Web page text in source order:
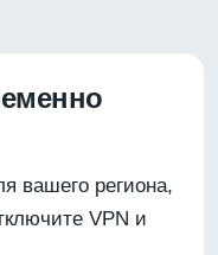
вашего региона,
VPN и